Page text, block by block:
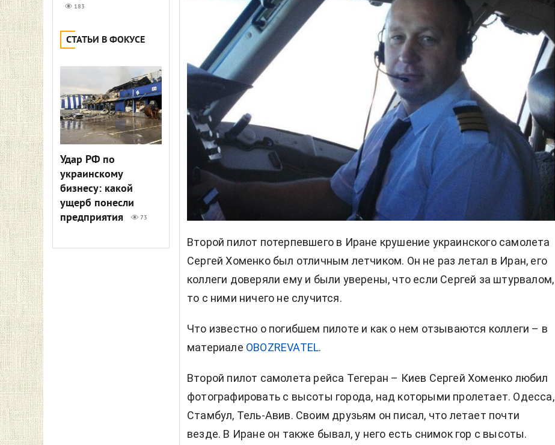
183
СТАТЬИ В ФОКУСЕ
Удар РФ по
украинскому
бизнесу: какой
ущерб понесли
предприятия
73
Второй пилот потерпевшего в Иране крушение украинского самолета
Сергей Хоменко был отличным летчиком. Он не раз летал в Иран, его
коллеги доверяли ему и были уверены, что если Сергей за штурвалом,
то с ними ничего не случится.
Что известно о погибшем пилоте и как о нем отзываются коллеги – в
материале OBOZREVATEL.
Второй пилот самолета рейса Тегеран – Киев Сергей Хоменко любил
фотографировать с высоты города, над которыми пролетает. Одесса,
Стамбул, Тель-Авив. Своим друзьям он писал, что летает почти
везде. В Иране он также бывал, у него есть снимок гор с высоты.